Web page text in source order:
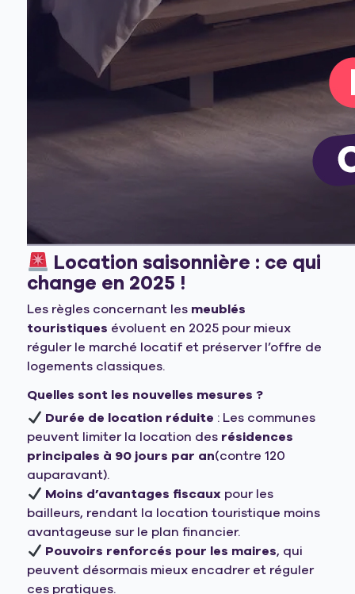
Location saisonnière : ce qui
change en 2025 !
Les règles concernant les meublés
touristiques évoluent en 2025 pour mieux
réguler le marché locatif et préserver l’offre de
logements classiques.
Quelles sont les nouvelles mesures ?
Durée de location réduite : Les communes
peuvent limiter la location des résidences
principales à 90 jours par an(contre 120
auparavant).
Moins d’avantages fiscaux pour les
bailleurs, rendant la location touristique moins
avantageuse sur le plan financier.
Pouvoirs renforcés pour les maires, qui
peuvent désormais mieux encadrer et réguler
ces pratiques.